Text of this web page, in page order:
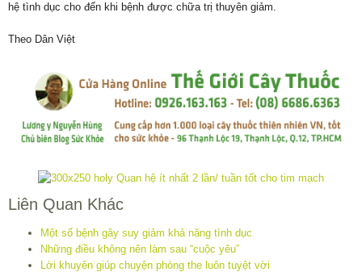
hệ tình dục cho đến khi bệnh được chữa trị thuyên giảm.
Theo Dân Việt
Liên Quan Khác
Một số bệnh gây suy giảm khả năng tình dục
Những điều không nên làm sau “cuộc yêu”
Lời khuyên giúp chuyện phòng the luôn tuyệt vời